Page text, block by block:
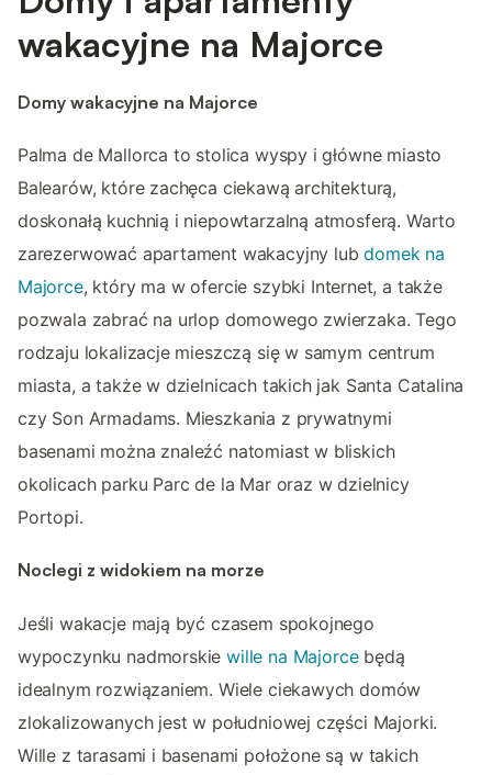
wakacyjne na Majorce
Domy wakacyjne na Majorce
Palma de Mallorca to stolica wyspy i główne miasto
Balearów, które zachęca ciekawą architekturą,
doskonałą kuchnią i niepowtarzalną atmosferą. Warto
zarezerwować apartament wakacyjny lubdomek na
Majorce, który ma w ofercie szybki Internet, a także
pozwala zabrać na urlop domowego zwierzaka. Tego
rodzaju lokalizacje mieszczą się w samym centrum
miasta, a także w dzielnicach takich jak Santa Catalina
czy Son Armadams. Mieszkania z prywatnymi
basenami można znaleźć natomiast w bliskich
okolicach parku Parc de la Mar oraz w dzielnicy
Portopi.
Noclegi z widokiem na morze
Jeśli wakacje mają być czasem spokojnego
wypoczynku nadmorskiewille na Majorcebędą
idealnym rozwiązaniem. Wiele ciekawych domów
zlokalizowanych jest w południowej części Majorki.
Wille z tarasami i basenami położone są w takich